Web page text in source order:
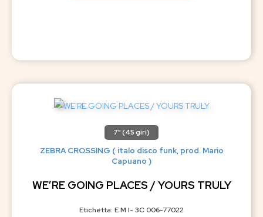
7" (45 giri)
ZEBRA CROSSING ( italo disco funk, prod. Mario
Capuano )
WE’RE GOING PLACES / YOURS TRULY
Etichetta: E M I- 3C 006-77022